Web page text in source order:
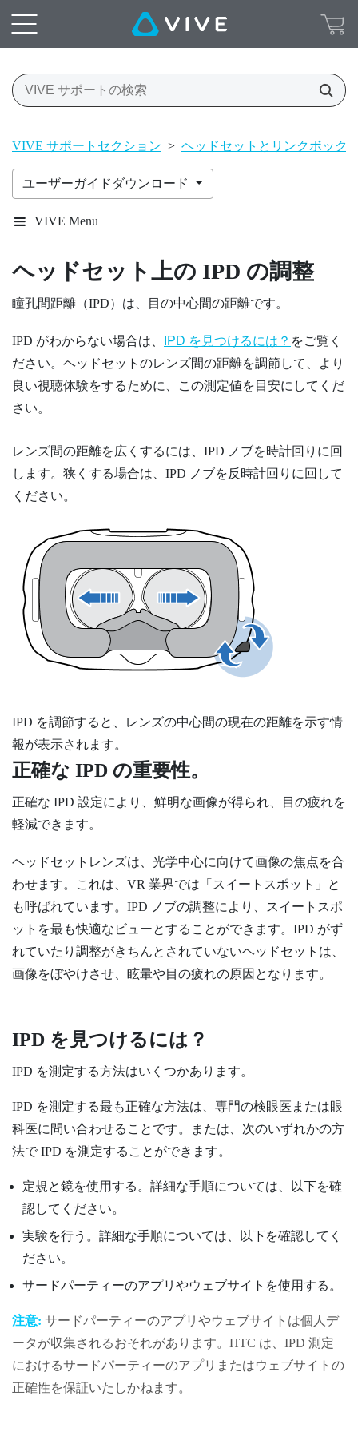
VIVE サポートセクション > ヘッドセットとリンクボック
ユーザーガイドダウンロード
VIVE Menu
ヘッドセット上の IPD の調整
瞳孔間距離（IPD）は、目の中心間の距離です。
IPD がわからない場合は、 IPD を見つけるには？ をご覧く
ださい。ヘッドセットのレンズ間の距離を調節して、より
良い視聴体験をするために、この測定値を目安にしてくだ
さい。
レンズ間の距離を広くするには、IPD ノブを時計回りに回
します。狭くする場合は、IPD ノブを反時計回りに回して
ください。
IPD を調節すると、レンズの中心間の現在の距離を示す情
報が表示されます。
正確な IPD の重要性。
正確な IPD 設定により、鮮明な画像が得られ、目の疲れを
軽減できます。
ヘッドセットレンズは、光学中心に向けて画像の焦点を合
わせます。これは、VR 業界では「スイートスポット」と
も呼ばれています。IPD ノブの調整により、スイートスポ
ットを最も快適なビューとすることができます。IPD がず
れていたり調整がきちんとされていないヘッドセットは、
画像をぼやけさせ、眩暈や目の疲れの原因となります。
IPD を見つけるには？
IPD を測定する方法はいくつかあります。
IPD を測定する最も正確な方法は、専門の検眼医または眼
科医に問い合わせることです。または、次のいずれかの方
法で IPD を測定することができます。
定規と鏡を使用する。詳細な手順については、以下を確
認してください。
実験を行う。詳細な手順については、以下を確認してく
ださい。
サードパーティーのアプリやウェブサイトを使用する。
注意: サードパーティーのアプリやウェブサイトは個人デ
ータが収集されるおそれがあります。HTC は、IPD 測定
におけるサードパーティーのアプリまたはウェブサイトの
正確性を保証いたしかねます。